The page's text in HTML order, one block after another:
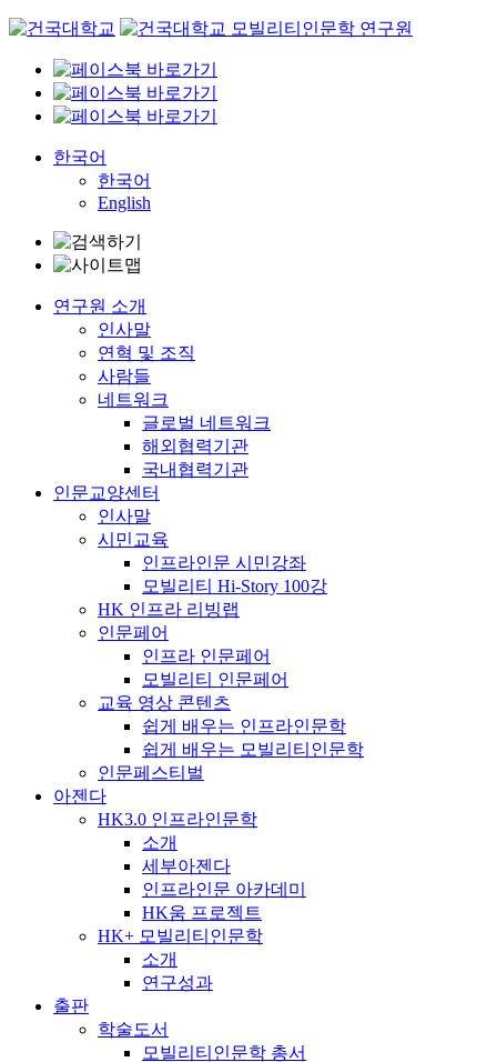
Skip
content
한국어
한국어
English
연구원 소개
인사말
연혁 및 조직
사람들
네트워크
글로벌 네트워크
해외협력기관
국내협력기관
인문교양센터
인사말
시민교육
인프라인문 시민강좌
모빌리티 Hi-Story 100강
HK 인프라 리빙랩
인문페어
인프라 인문페어
모빌리티 인문페어
교육 영상 콘텐츠
쉽게 배우는 인프라인문학
쉽게 배우는 모빌리티인문학
인문페스티벌
아젠다
HK3.0 인프라인문학
소개
세부아젠다
인프라인문 아카데미
HK움 프로젝트
HK+ 모빌리티인문학
소개
연구성과
출판
학술도서
모빌리티인문학 총서